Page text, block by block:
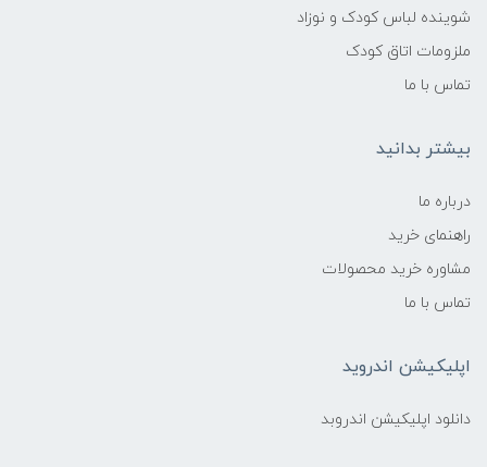
شوینده لباس کودک و نوزاد
ملزومات اتاق کودک
تماس با ما
بیشتر بدانید
درباره ما
راهنمای خرید
مشاوره خرید محصولات
تماس با ما
اپلیکیشن اندروید
دانلود اپلیکیشن اندروبد